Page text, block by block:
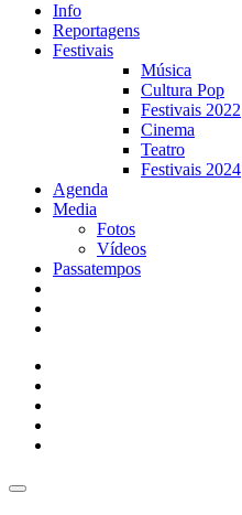
Info
Reportagens
Festivais
Música
Cultura Pop
Festivais 2022
Cinema
Teatro
Festivais 2024
Agenda
Media
Fotos
Vídeos
Passatempos